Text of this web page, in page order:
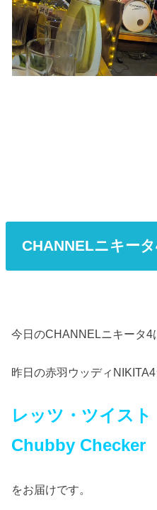
CHANNELニキー
今日のCHANNELニキータ4
昨日の赤羽ウッディ
レッツ・ツイス
Chubby Checker
をお届けです。